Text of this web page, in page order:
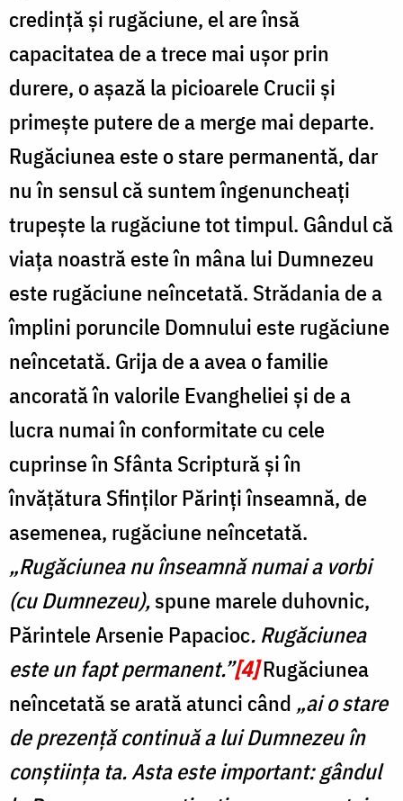
credință și rugăciune, el are însă
capacitatea de a trece mai ușor prin
durere, o așază la picioarele Crucii și
primește putere de a merge mai departe.
Rugăciunea este o stare permanentă, dar
nu în sensul că suntem îngenuncheați
trupeşte la rugăciune tot timpul. Gândul că
viața noastră este în mâna lui Dumnezeu
este rugăciune neîncetată. Strădania de a
împlini poruncile Domnului este rugăciune
neîncetată. Grija de a avea o familie
ancorată în valorile Evangheliei și de a
lucra numai în conformitate cu cele
cuprinse în Sfânta Scriptură şi în
învăţătura Sfinţilor Părinţi înseamnă, de
asemenea, rugăciune neîncetată.
„Rugăciunea nu înseamnă numai a vorbi
(cu Dumnezeu),spune marele duhovnic,
Părintele Arsenie Papacioc. Rugăciunea
este un fapt permanent.”[4]Rugăciunea
neîncetată se arată atunci când „ai o stare
de prezență continuă a lui Dumnezeu în
conștiința ta. Asta este important: gândul